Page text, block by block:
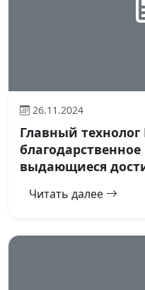
26.11.2024
Главный технолог
выдающиеся
Читать далее